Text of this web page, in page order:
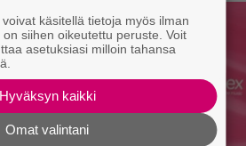
käsitellä tietoja myös ilman
siihen oikeutettu peruste. Voit
asetuksiasi milloin tahansa
Hyväksyn kaikki
Omat valintani